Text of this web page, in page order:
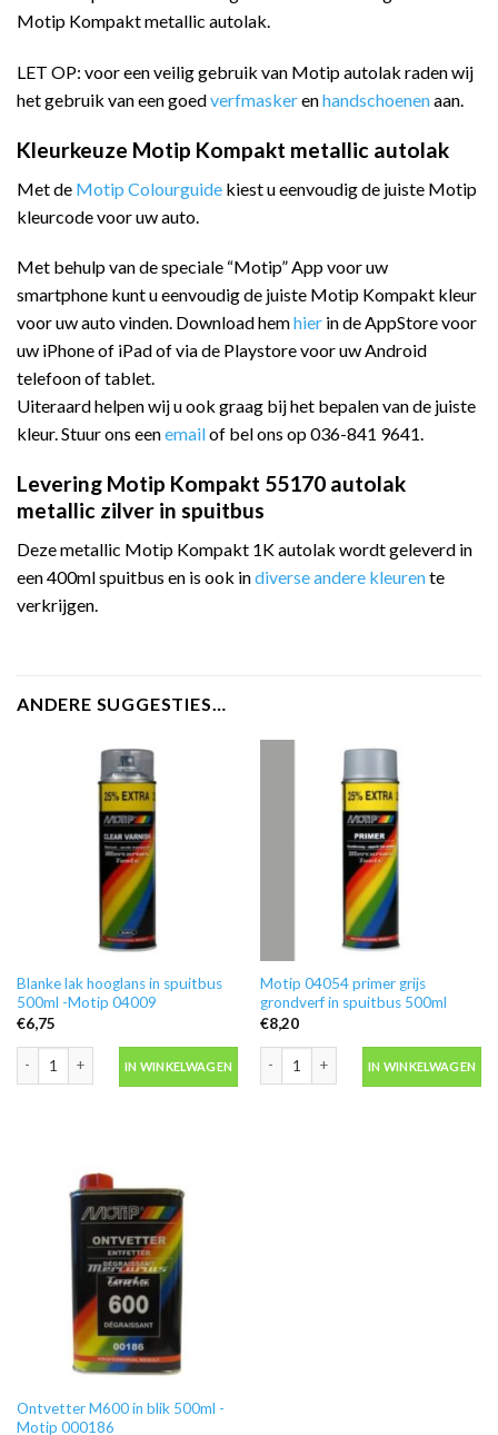
Motip Kompakt metallic autolak.
LET OP: voor een veilig gebruik van Motip autolak raden wij
het gebruik van een goedverfmaskerenhandschoenenaan.
Kleurkeuze Motip Kompakt metallic autolak
Met de Motip Colourguide kiest u eenvoudig de juiste Motip
kleurcode voor uw auto.
Met behulp van de speciale “Motip” App voor uw
smartphone kunt u eenvoudig de juiste Motip Kompakt kleur
voor uw auto vinden. Download hemhier in de AppStore voor
uw iPhone of iPad of via de Playstore voor uw Android
telefoon of tablet.
Uiteraard helpen wij u ook graag bij het bepalen van de juiste
kleur. Stuur ons eenemailof bel ons op 036-841 9641.
Levering Motip Kompakt 55170 autolak
metallic zilver in spuitbus
Deze metallic Motip Kompakt 1K autolak wordt geleverd in
een 400ml spuitbus en is ook indiverse andere kleurente
verkrijgen.
ANDERE SUGGESTIES…
Blanke lak hooglans in spuitbus
500ml -Motip 04009
€6,75
IN WINKELWAGEN
Motip 04054 primer grijs
grondverf in spuitbus 500ml
€8,20
IN WINKELWAGEN
Ontvetter M600 in blik 500ml -
Motip 000186